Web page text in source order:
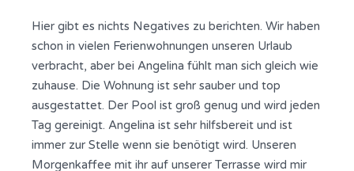
Hier gibt es nichts Negatives zu berichten. Wir haben
schon in vielen Ferienwohnungen unseren Urlaub
verbracht, aber bei Angelina fühlt man sich gleich wie
zuhause. Die Wohnung ist sehr sauber und top
ausgestattet. Der Pool ist groß genug und wird jeden
Tag gereinigt. Angelina ist sehr hilfsbereit und ist
immer zur Stelle wenn sie benötigt wird. Unseren
Morgenkaffee mit ihr auf unserer Terrasse wird mir